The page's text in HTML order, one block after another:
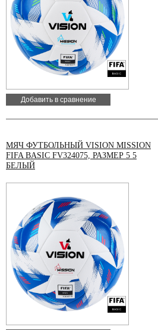
Добавить в сравнение
МЯЧ ФУТБОЛЬНЫЙ VISION MISSION
FIFA BASIC FV324075, РАЗМЕР 5 5
БЕЛЫЙ